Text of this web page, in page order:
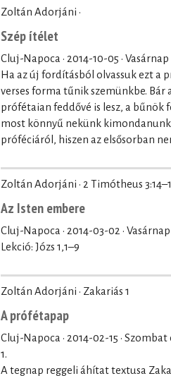
Zoltán Adorjáni ·
Szép ítélet
Cluj-Napoca · 2014-10-05 · Vasárnap
Ha az új fordításból olvassuk ezt a
verses forma tűnik szemünkbe. Bár
prófétaian feddővé is lesz, a bűnök
most könnyű nekünk
próféciáról, hiszen az elsősorban
Zoltán Adorjáni · 2 Timótheus
Az Isten embere
Cluj-Napoca · 2014-03-02 · Vasárnap
Lekció: Józs 1,1–9
Zoltán Adorjáni · Zakariás 1
A prófétapap
Cluj-Napoca · 2014-02-15 · Szombat
1.
A tegnap reggeli áhítat textusa